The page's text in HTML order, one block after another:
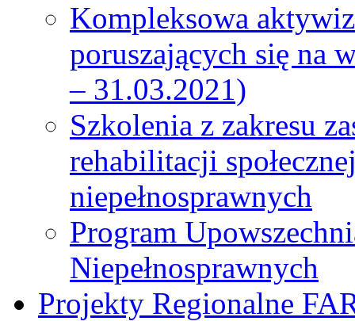
Kompleksowa
poruszających się na
– 31.03.2021)
Szkolenia z zakresu
rehabilitacji
niepełnosprawnych
Program
Niepełnosprawnych
Projekty Regionalne